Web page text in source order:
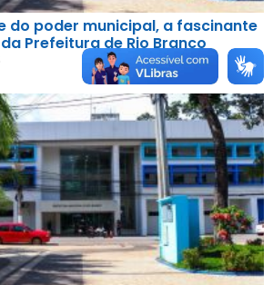
do poder municipal, a fascinante
Prefeitura de Rio Branco